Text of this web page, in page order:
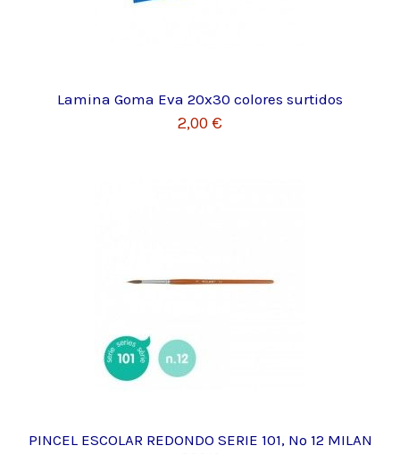
Lamina Goma Eva 20x30 colores surtidos
2,00 €
PINCEL ESCOLAR REDONDO SERIE 101, Nº 12 MILAN